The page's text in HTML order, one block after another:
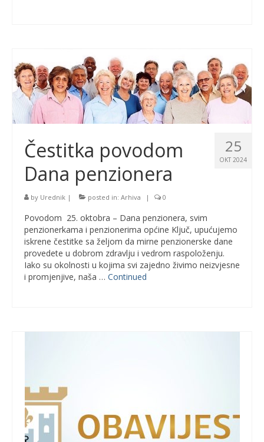
25
OKT 2024
Čestitka povodom
Dana penzionera
by Urednik | posted in: Arhiva | 0
Povodom 25. oktobra – Dana penzionera, svim
penzionerkama i penzionerima općine Ključ, upućujemo
iskrene čestitke sa željom da mirne penzionerske dane
provedete u dobrom zdravlju i vedrom raspoloženju.
Iako su okolnosti u kojima svi zajedno živimo neizvjesne
i promjenjive, naša … Continued